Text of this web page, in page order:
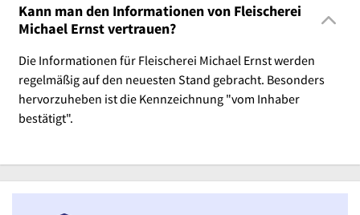
Kann man den Informationen von Fleischerei
Michael Ernst vertrauen?
Die Informationen für Fleischerei Michael Ernst werden
regelmäßig auf den neuesten Stand gebracht. Besonders
hervorzuheben ist die Kennzeichnung "vom Inhaber
bestätigt".